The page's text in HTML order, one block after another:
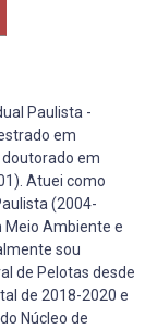
Paulista -
em
doutorado em
Atuei como
(2004-
Meio Ambiente e
sou
de Pelotas desde
de 2018-2020 e
Núcleo de